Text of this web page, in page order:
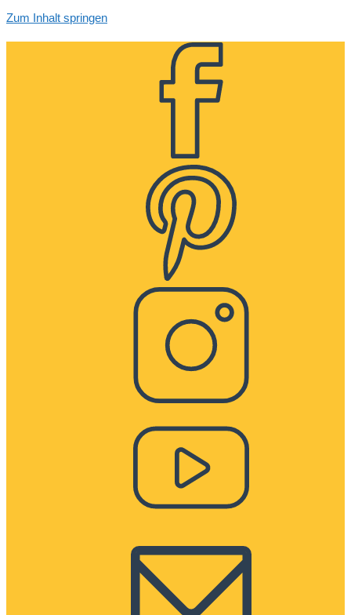
Zum Inhalt springen